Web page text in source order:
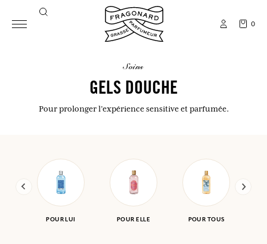
0
soins
GELS DOUCHE
Pour prolonger l’expérience sensitive et parfumée.
POUR LUI POUR ELLE POUR TOUS